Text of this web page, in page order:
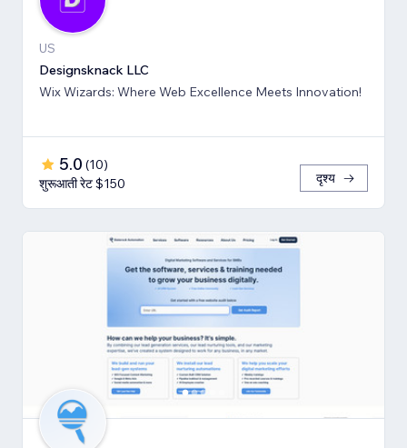
US
Designsknack LLC
Wix Wizards: Where Web Excellence Meets Innovation!
5.0 (10)
शुरूआती रेट $150
दृश्य